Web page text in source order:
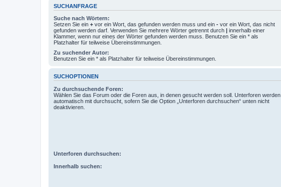
SUCHANFRAGE
Suche nach Wörtern:
Setzen Sie ein + vor ein Wort, das gefunden werden muss und ein - vor ein Wort, das nicht
gefunden werden darf. Verwenden Sie mehrere Wörter getrennt durch | innerhalb einer
Klammer, wenn nur eines der Wörter gefunden werden muss. Benutzen Sie ein * als
Platzhalter für teilweise Übereinstimmungen.
Zu suchender Autor:
Benutzen Sie ein * als Platzhalter für teilweise Übereinstimmungen.
SUCHOPTIONEN
Zu durchsuchende Foren:
Wählen Sie das Forum oder die Foren aus, in denen gesucht werden soll. Unterforen werden
automatisch mit durchsucht, sofern Sie die Option „Unterforen durchsuchen“ unten nicht
deaktivieren.
Unterforen durchsuchen:
Innerhalb suchen: